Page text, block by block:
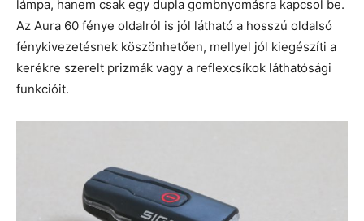
lámpa, hanem csak egy dupla gombnyomásra kapcsol be.
Az Aura 60 fénye oldalról is jól látható a hosszú oldalsó
fénykivezetésnek köszönhetően, mellyel jól kiegészíti a
kerékre szerelt prizmák vagy a reflexcsíkok láthatósági
funkcióit.